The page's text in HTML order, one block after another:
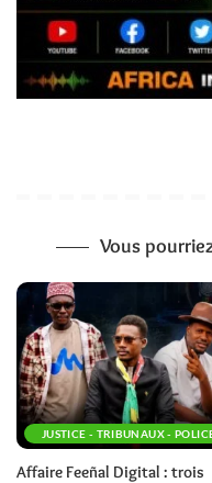
Vous
JUSTICE - TRIBUNAUX -
Affaire Feeñal Digital : trois